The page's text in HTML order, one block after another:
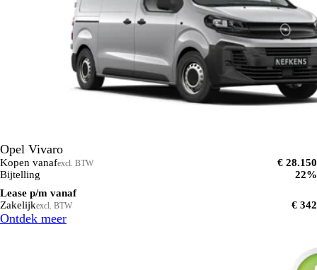
Opel Vivaro
Kopen vanafexcl. BTW
€ 28.150
Bijtelling
22%
Lease p/m vanaf
Zakelijkexcl. BTW € 342
Ontdek meer